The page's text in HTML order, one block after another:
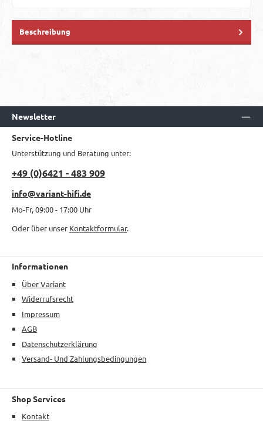
Beschreibung
Newsletter
Service-Hotline
Unterstützung und Beratung unter:
+49 (0)6421 - 483 909
info@variant-hifi.de
Mo-Fr, 09:00 - 17:00 Uhr
Oder über unser Kontaktformular.
Informationen
Über Variant
Widerrufsrecht
Impressum
AGB
Datenschutzerklärung
Versand- Und Zahlungsbedingungen
Shop Services
Kontakt